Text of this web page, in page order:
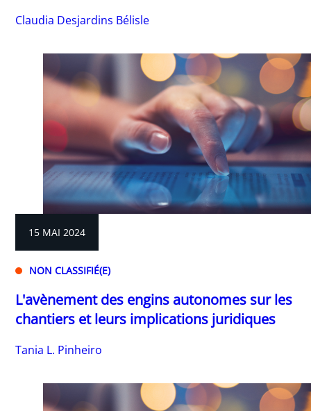
Claudia Desjardins Bélisle
15 MAI 2024
NON CLASSIFIÉ(E)
L'avènement des engins autonomes sur les
chantiers et leurs implications juridiques
Tania L. Pinheiro